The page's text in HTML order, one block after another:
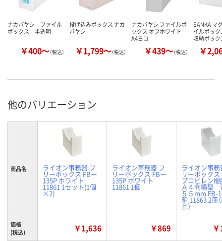
ナカバヤシ ファイル
ボックス 半透明
￥400～（税込）
投げ込みボックス ナカ
バヤシ
￥1,799～（税込）
ナカバヤシ ファイルボ
ックス オフホワイト
A4ヨコ
￥439～（税込）
SANKA マ
イルボッ
収納ボッ
￥
他のバリエーション
商品名 ライオン事務器 フ
リーボックス FBー
135P ホワイト
11861 1セット(1個
×2)
ライオン事務器 フ
リーボックス FBー
135P ホワイト
11861 1個
ライオン事務
リーボック
プロピレン
Ａ４判横型
５５mm FB-
明 11863 2冊
品）
価格
(税込)
￥1,636 ￥869